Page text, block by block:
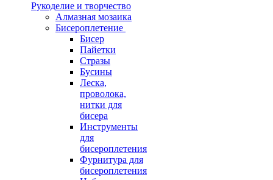
Рукоделие и творчество
Алмазная мозаика
Бисероплетение
Бисер
Пайетки
Стразы
Бусины
Леска,
проволока,
нитки для
бисера
Инструменты
для
бисероплетения
Фурнитура для
бисероплетения